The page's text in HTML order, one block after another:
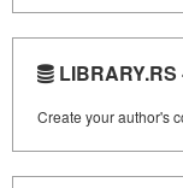
Create your author's